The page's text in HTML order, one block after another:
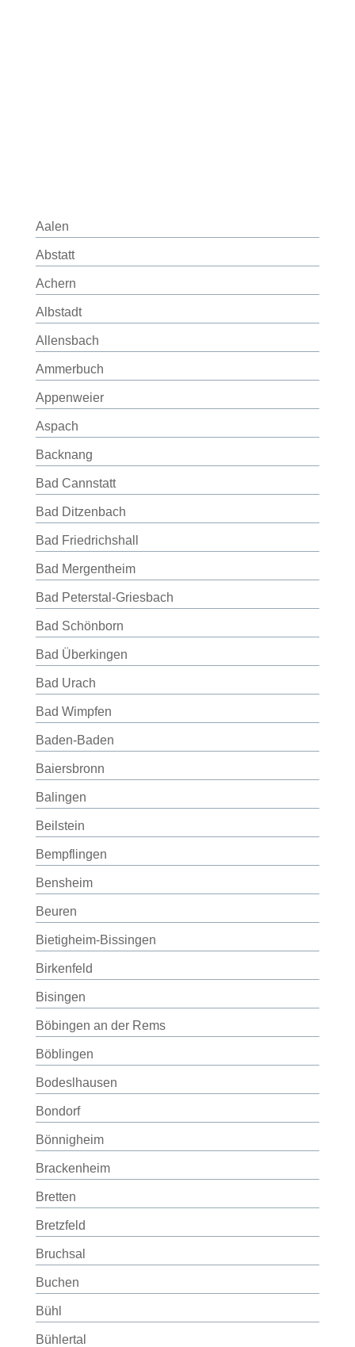
Aalen
Abstatt
Achern
Albstadt
Allensbach
Ammerbuch
Appenweier
Aspach
Backnang
Bad Cannstatt
Bad Ditzenbach
Bad Friedrichshall
Bad Mergentheim
Bad Peterstal-Griesbach
Bad Schönborn
Bad Überkingen
Bad Urach
Bad Wimpfen
Baden-Baden
Baiersbronn
Balingen
Beilstein
Bempflingen
Bensheim
Beuren
Bietigheim-Bissingen
Birkenfeld
Bisingen
Böbingen an der Rems
Böblingen
Bodeslhausen
Bondorf
Bönnigheim
Brackenheim
Bretten
Bretzfeld
Bruchsal
Buchen
Bühl
Bühlertal